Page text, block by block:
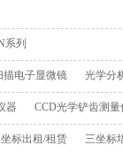
系列
描电子显微镜 光学分
器 CCD光学铲齿测量
标出租/租赁 三坐标